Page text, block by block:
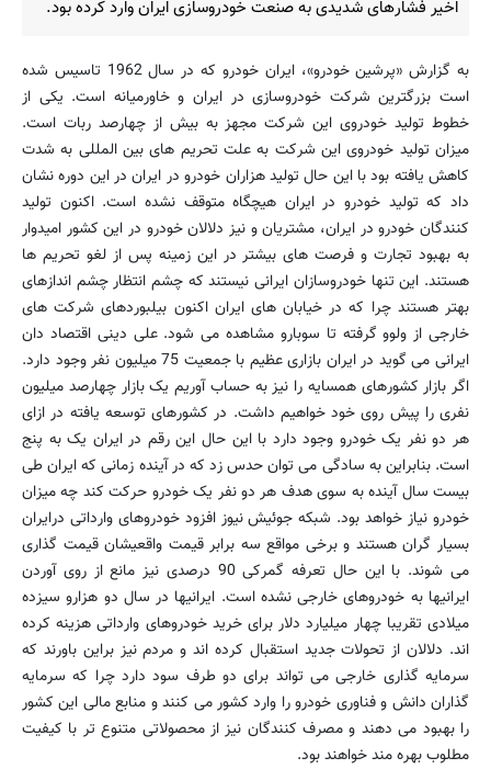
اخیر فشارهای شدیدی به صنعت خودروسازی ایران وارد کرده بود.
به گزارش «پرشین خودرو»، ایران خودرو که در سال 1962 تاسیس شده
است بزرگترین شرکت خودروسازی در ایران و خاورمیانه است. یکی از
خطوط تولید خودروی این شرکت مجهز به بیش از چهارصد ربات است.
میزان تولید خودروی این شرکت به علت تحریم های بین المللی به شدت
کاهش یافته بود با این حال تولید هزاران خودرو در ایران در این دوره نشان
داد که تولید خودرو در ایران هیچگاه متوقف نشده است. اکنون تولید
کنندگان خودرو در ایران، مشتریان و نیز دلالان خودرو در این کشور امیدوار
به بهبود تجارت و فرصت های بیشتر در این زمینه پس از لغو تحریم ها
هستند. این تنها خودروسازان ایرانی نیستند که چشم انتظار چشم اندازهای
بهتر هستند چرا که در خیابان های ایران اکنون بیلبوردهای شرکت های
خارجی از ولوو گرفته تا سوبارو مشاهده می شود. علی دینی اقتصاد دان
ایرانی می گوید در ایران بازاری عظیم با جمعیت 75 میلیون نفر وجود دارد.
اگر بازار کشورهای همسایه را نیز به حساب آوریم یک بازار چهارصد میلیون
نفری را پیش روی خود خواهیم داشت. در کشورهای توسعه یافته در ازای
هر دو نفر یک خودرو وجود دارد با این حال این رقم در ایران یک به پنج
است. بنابراین به سادگی می توان حدس زد که در آینده زمانی که ایران طی
بیست سال آینده به سوی هدف هر دو نفر یک خودرو حرکت کند چه میزان
خودرو نیاز خواهد بود. شبکه جوئیش نیوز افزود خودروهای وارداتی درایران
بسیار گران هستند و برخی مواقع سه برابر قیمت واقعیشان قیمت گذاری
می شوند. با این حال تعرفه گمرکی 90 درصدی نیز مانع از روی آوردن
ایرانیها به خودروهای خارجی نشده است. ایرانیها در سال دو هزارو سیزده
میلادی تقریبا چهار میلیارد دلار برای خرید خودروهای وارداتی هزینه کرده
اند. دلالان از تحولات جدید استقبال کرده اند و مردم نیز براین باورند که
سرمایه گذاری خارجی می تواند برای دو طرف سود دارد چرا که سرمایه
گذاران دانش و فناوری خودرو را وارد کشور می کنند و منابع مالی این کشور
را بهبود می دهند و مصرف کنندگان نیز از محصولاتی متنوع تر با کیفیت
مطلوب بهره مند خواهند بود.